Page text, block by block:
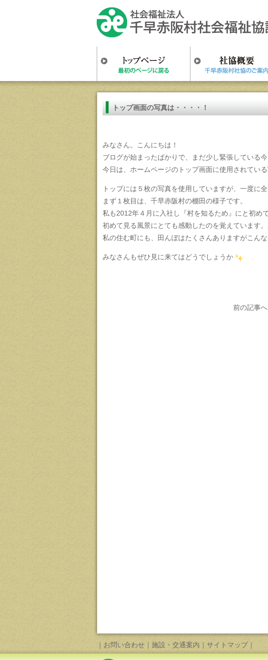
トップ画面の写真は・・・・！
みなさん。こんにちは！
ブログが始まったばかりで、まだ少し緊張している
今日は、ホームページのトップ画面に使用されてい
トップには５枚の写真を使用していますが、一度に
まず１枚目は、千早赤阪村の棚田の様子です。
私も2012年４月に入社し『村を知るため』にと初め
初めて見る風景にとても感動したのを覚えています
私の住む町にも、田んぼはたくさんありますがこん
みなさんもぜひ見に来てはどうでしょうか
前の記事へ
｜ お問い合わせ 施設・交通案内 ｜ サイトマップ｜